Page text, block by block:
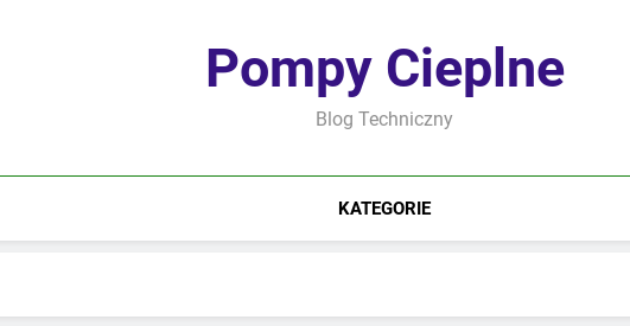
Pompy Cieplne
Blog Techniczny
KATEGORIE